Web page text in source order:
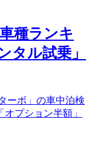
種ランキ
タル試乗」
ーボ」の車中泊検
プション半額」